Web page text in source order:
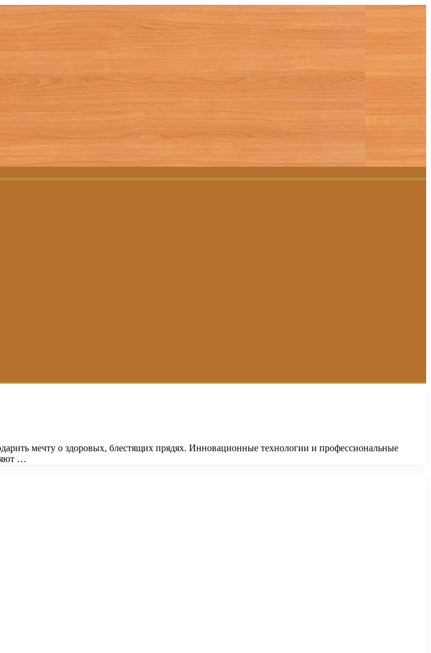
мечту о здоровых, блестящих прядях. Инновационные технологии и профессиональные
…